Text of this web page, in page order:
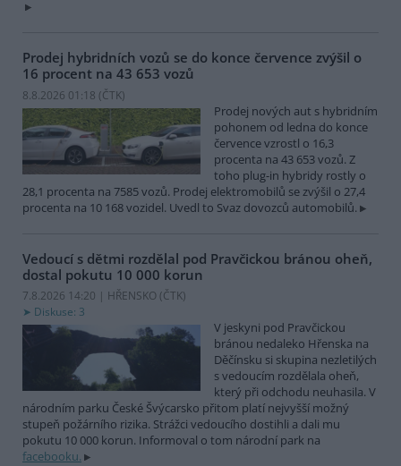
Prodej hybridních vozů se do konce července zvýšil o
16 procent na 43 653 vozů
8.8.2026 01:18 (ČTK)
Prodej nových aut s hybridním
pohonem od ledna do konce
července vzrostl o 16,3
procenta na 43 653 vozů. Z
toho plug-in hybridy rostly o
28,1 procenta na 7585 vozů. Prodej elektromobilů se zvýšil o 27,4
procenta na 10 168 vozidel. Uvedl to Svaz dovozců automobilů.
Vedoucí s dětmi rozdělal pod Pravčickou bránou oheň,
dostal pokutu 10 000 korun
7.8.2026 14:20 | HŘENSKO (ČTK)
Diskuse: 3
V jeskyni pod Pravčickou
bránou nedaleko Hřenska na
Děčínsku si skupina nezletilých
s vedoucím rozdělala oheň,
který při odchodu neuhasila. V
národním parku České Švýcarsko přitom platí nejvyšší možný
stupeň požárního rizika. Strážci vedoucího dostihli a dali mu
pokutu 10 000 korun. Informoval o tom národní park na
facebooku.